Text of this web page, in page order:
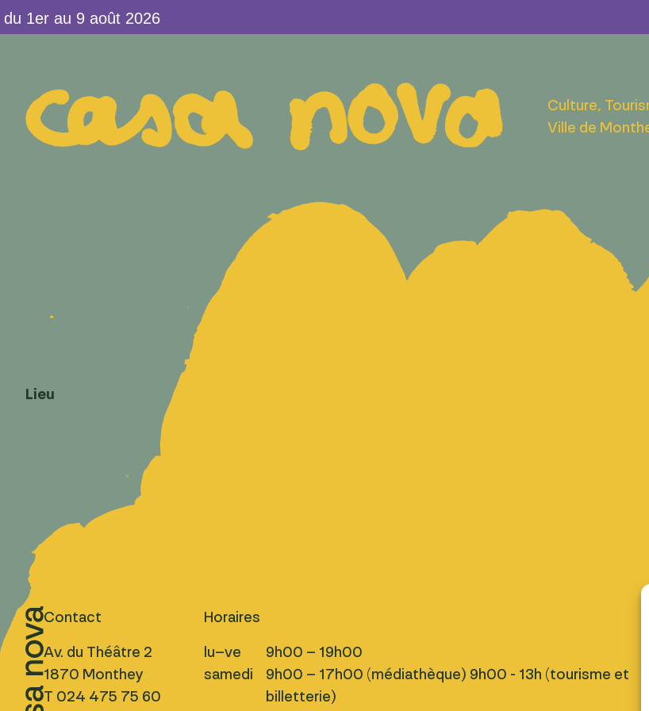
1er au 9 août 2026
Culture,
Ville de
Lieu
Contact
Av. du Théâtre 2
1870 Monthey
T 024 475 75 60
Horaires
lu–ve
samedi
9h00 – 19h00
9h00 – 17h00 (médiathèque) 9h00 - 13h (tourisme et
billetterie)